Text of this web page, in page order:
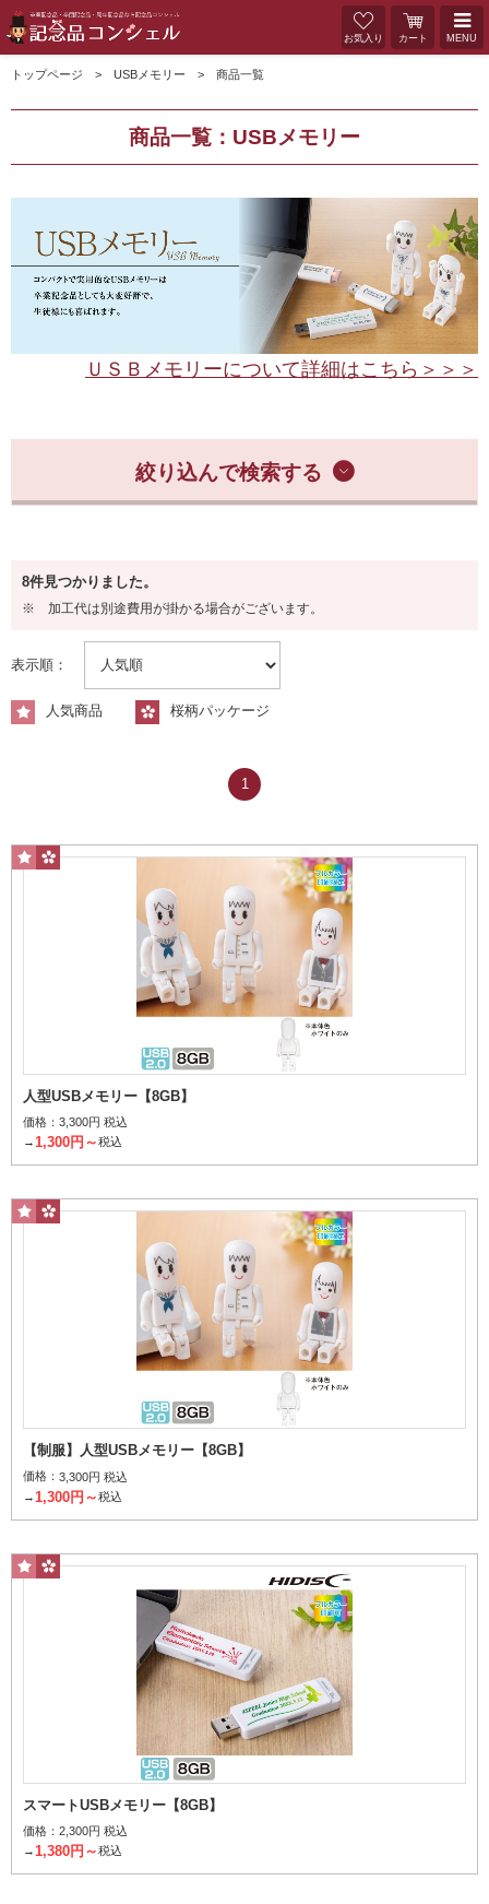
お気入り カート MENU
トップページ USBメモリー 商品一覧
商品一覧：USBメモリー
ＵＳＢメモリーについて詳細はこちら＞＞＞
絞り込んで検索する
8GB
16GB
32GB
指定なし
～
その他条件で探す
桜柄パッケージ
8件見つかりました。
※ 加工代は別途費用が掛かる場合がございます。
表示順：
人気商品 桜柄パッケージ
1
人型USBメモリー【8GB】
価格： 3,300円 税込
→1,300円～税込
【制服】人型USBメモリー【8GB】
価格： 3,300円 税込
→ 1,300円～税込
スマートUSBメモリー【8GB】
価格： 2,300円 税込
→1,380円～税込